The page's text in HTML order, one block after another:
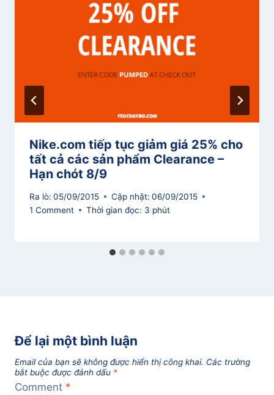
Nike.com tiếp tục giảm giá 25% cho
tất cả các sản phẩm Clearance –
Hạn chót 8/9
Ra lò: 05/09/2015 Cập nhật: 06/09/2015
1 Comment
Thời gian đọc: 3 phút
Để lại một bình luận
Email của bạn sẽ không được hiển thị công khai. Các trường
bắt buộc được đánh dấu *
Comment *